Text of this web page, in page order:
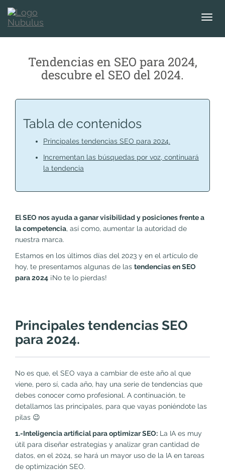
T
Tendencias en SEO para 2024,
descubre el SEO del 2024.
Tabla de contenidos
Principales tendencias SEO para 2024.
Incrementan las búsquedas por voz, continuará
la tendencia
El SEO nos ayuda a ganar visibilidad y posiciones frente a
la competencia, así como, aumentar la autoridad de
nuestra marca.
Estamos en los últimos días del 2023 y en el artículo de
hoy, te presentamos algunas de las tendencias en SEO
para 2024 ¡No te lo pierdas!
Principales tendencias SEO
para 2024.
No es que, el SEO vaya a cambiar de este año al que
viene, pero sí, cada año, hay una serie de tendencias que
debes conocer como profesional. A continuación, te
detallamos las principales, para que vayas poniéndote las
pilas 😉
1.-Inteligencia artificial para optimizar SEO: La IA es muy
útil para diseñar estrategias y analizar gran cantidad de
datos, en el 2024, se hará un mayor uso de la IA en tareas
de optimización SEO.